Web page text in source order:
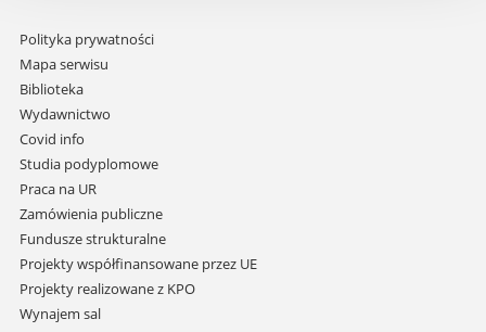
Pomiń
nawigację
i
przejdź
do
treści
Polityka prywatności
Mapa serwisu
Biblioteka
Wydawnictwo
Covid info
Studia podyplomowe
Praca na UR
Zamówienia publiczne
Fundusze strukturalne
Projekty współfinansowane przez UE
Projekty realizowane z KPO
Wynajem sal